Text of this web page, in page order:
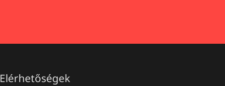
Elérhetőségek